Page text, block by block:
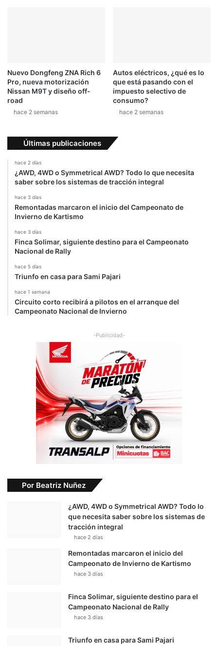
d
u
c
i
a
r
Nuevo Dongfeng ZNA Rich 6
Pro, nueva motorización
Nissan M9T y diseño off-
road
hace 2 semanas
Autos eléctricos, ¿qué es lo
que está pasando con el
impuesto selectivo de
consumo?
hace 2 semanas
Últimas publicaciones
hace 2 días
¿AWD, 4WD o Symmetrical AWD? Todo lo que necesita
saber sobre los sistemas de tracción integral
hace 3 días
Remontadas marcaron el inicio del Campeonato de
Invierno de Kartismo
hace 3 días
Finca Solimar, siguiente destino para el Campeonato
Nacional de Rally
hace 5 días
Triunfo en casa para Sami Pajari
hace 1 semana
Circuito corto recibirá a pilotos en el arranque del
Campeonato Nacional de Invierno
-Publicidad-
Por Beatriz Nuñez
¿AWD, 4WD o Symmetrical AWD? Todo lo
que necesita saber sobre los sistemas de
tracción integral
hace 2 días
Remontadas marcaron el inicio del
Campeonato de Invierno de Kartismo
hace 3 días
Finca Solimar, siguiente destino para el
Campeonato Nacional de Rally
hace 3 días
Triunfo en casa para Sami Pajari